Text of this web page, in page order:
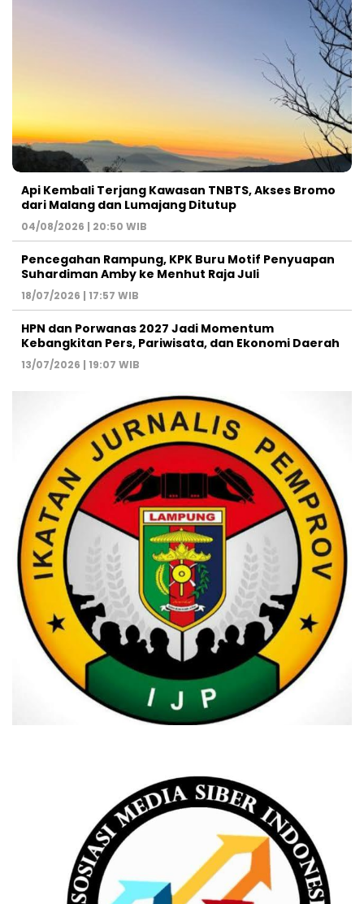
Api Kembali Terjang Kawasan TNBTS, Akses Bromo
dari Malang dan Lumajang Ditutup
04/08/2026 | 20:50 WIB
Pencegahan Rampung, KPK Buru Motif Penyuapan
Suhardiman Amby ke Menhut Raja Juli
18/07/2026 | 17:57 WIB
HPN dan Porwanas 2027 Jadi Momentum
Kebangkitan Pers, Pariwisata, dan Ekonomi Daerah
13/07/2026 | 19:07 WIB